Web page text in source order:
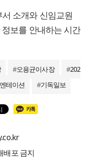
소개와 신임교원
보를 안내하는 시간
#오용균이사장 #202
테이션
#기독일보
포 금지